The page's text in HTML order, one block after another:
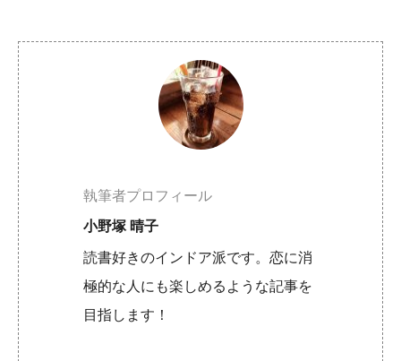
執筆者プロフィール
小野塚 晴子
読書好きのインドア派です。恋に消
極的な人にも楽しめるような記事を
目指します！